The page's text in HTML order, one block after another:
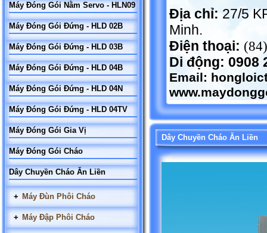
Máy Đóng Gói Nằm Servo - HLN09
Máy Đóng Gói Đứng - HLD 02B
Máy Đóng Gói Đứng - HLD 03B
Máy Đóng Gói Đứng - HLD 04B
Máy Đóng Gói Đứng - HLD 04N
Máy Đóng Gói Đứng - HLD 04TV
Máy Đóng Gói Gia Vị
Máy Đóng Gói Cháo
Dây Chuyền Cháo Ăn Liền
+ Máy Đùn Phôi Cháo
+ Máy Đập Phôi Cháo
Địa chỉ: 27/5
Minh.
Điện thoại:
Di động: 0908
Email:
Dây Chuyền Cháo Ăn Liền